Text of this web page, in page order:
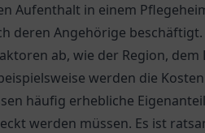
Aufenthalt in einem
deren Angehörige
ab, wie der Region,
werden die
häufig erhebliche
werden müssen. Es ist